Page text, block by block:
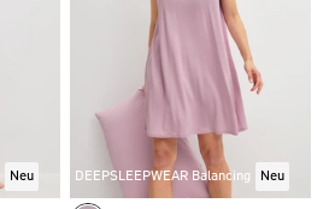
Neu DEEPSLEEPWEAR Balancing Neu